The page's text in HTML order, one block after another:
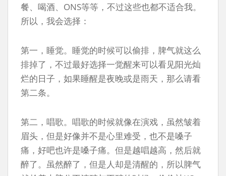
餐、喝酒、ONS等等，不过这些也都不适合我。
所以，我会选择：
第一，睡觉。睡觉的时候可以偷排，脾气就这么
排掉了，不过最好选择一觉醒来可以看见阳光灿
烂的日子，如果睡醒是夜晚或是雨天，那么请看
第二条。
第二，唱歌。唱歌的时候就像在演戏，虽然皱着
眉头，但是好像并不是心里难受，也不是嗓子
痛，好吧也许是嗓子痛。但是越唱越高，然后就
醉了。虽然醉了，但是人却是清醒的，所以脾气